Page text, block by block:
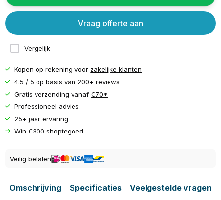
Vergelijk
Vraag offerte aan
Kopen op rekening voor zakelijke klanten
4.5 / 5 op basis van 200+ reviews
Gratis verzending vanaf€70*
Professioneel advies
25+ jaar ervaring
Win €300 shoptegoed
Veilig betalen
Omschrijving Specificaties Veelgestelde vragen